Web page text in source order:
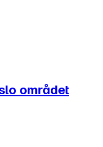
området